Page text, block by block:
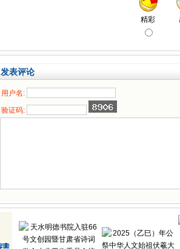
发表评论
用户名:
验证码: